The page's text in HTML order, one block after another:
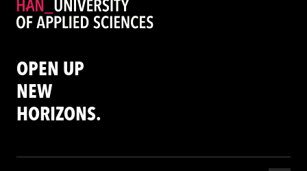
OPEN UP
NEW
HORIZONS.